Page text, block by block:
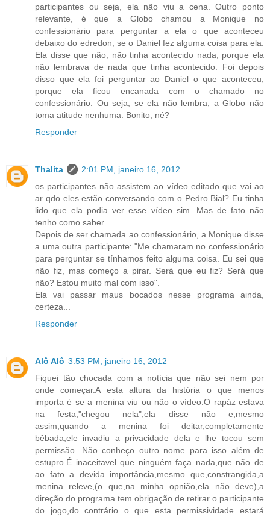
participantes ou seja, ela não viu a cena. Outro ponto
relevante, é que a Globo chamou a Monique no
confessionário para perguntar a ela o que aconteceu
debaixo do edredon, se o Daniel fez alguma coisa para ela.
Ela disse que não, não tinha acontecido nada, porque ela
não lembrava de nada que tinha acontecido. Foi depois
disso que ela foi perguntar ao Daniel o que aconteceu,
porque ela ficou encanada com o chamado no
confessionário. Ou seja, se ela não lembra, a Globo não
toma atitude nenhuma. Bonito, né?
Responder
Thalita
2:01 PM, janeiro 16, 2012
os participantes não assistem ao vídeo editado que vai ao
ar qdo eles estão conversando com o Pedro Bial? Eu tinha
lido que ela podia ver esse vídeo sim. Mas de fato não
tenho como saber...
Depois de ser chamada ao confessionário, a Monique disse
a uma outra participante: "Me chamaram no confessionário
para perguntar se tínhamos feito alguma coisa. Eu sei que
não fiz, mas começo a pirar. Será que eu fiz? Será que
não? Estou muito mal com isso".
Ela vai passar maus bocados nesse programa ainda,
certeza...
Responder
Alô Alô 3:53 PM, janeiro 16, 2012
Fiquei tão chocada com a notícia que não sei nem por
onde começar.A esta altura da história o que menos
importa é se a menina viu ou não o vídeo.O rapáz estava
na festa,"chegou nela",ela disse não e,mesmo
assim,quando a menina foi deitar,completamente
bêbada,ele invadiu a privacidade dela e lhe tocou sem
permissão. Não conheço outro nome para isso além de
estupro.É inaceitavel que ninguém faça nada,que não de
ao fato a devida importância,mesmo que,constrangida,a
menina releve,(o que,na minha opnião,ela não deve),a
direção do programa tem obrigação de retirar o participante
do jogo,do contrário o que esta permissividade estará